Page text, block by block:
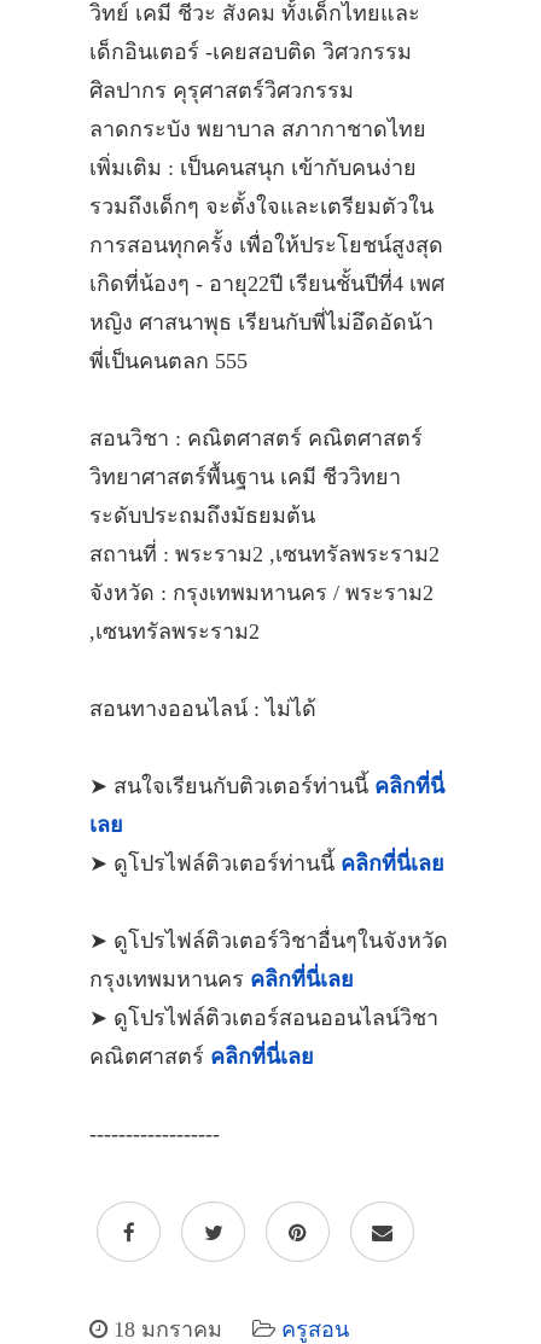
วิทย์ เคมี ชีวะ สังคม ทั้งเด็กไทยและ
เด็กอินเตอร์ -เคยสอบติด วิศวกรรม
ศิลปากร คุรุศาสตร์วิศวกรรม
ลาดกระบัง พยาบาล สภากาชาดไทย
เพิ่มเติม : เป็นคนสนุก เข้ากับคนง่าย
รวมถึงเด็กๆ จะตั้งใจและเตรียมตัวใน
การสอนทุกครั้ง เพื่อให้ประโยชน์สูงสุด
เกิดที่น้องๆ - อายุ22ปี เรียนชั้นปีที่4 เพศ
หญิง ศาสนาพุธ เรียนกับพี่ไม่อึดอัดน้า
พี่เป็นคนตลก 555
สอนวิชา : คณิตศาสตร์ คณิตศาสตร์
วิทยาศาสตร์พื้นฐาน เคมี ชีววิทยา
ระดับประถมถึงมัธยมต้น
สถานที่ : พระราม2 ,เซนทรัลพระราม2
จังหวัด : กรุงเทพมหานคร / พระราม2
,เซนทรัลพระราม2
สอนทางออนไลน์ : ไม่ได้
➤ สนใจเรียนกับติวเตอร์ท่านนี้ คลิกที่นี่
เลย
➤ ดูโปรไฟล์ติวเตอร์ท่านนี้ คลิกที่นี่เลย
➤ ดูโปรไฟล์ติวเตอร์วิชาอื่นๆในจังหวัด
กรุงเทพมหานคร คลิกที่นี่เลย
➤ ดูโปรไฟล์ติวเตอร์สอนออนไลน์วิชา
คณิตศาสตร์ คลิกที่นี่เลย
------------------
18 มกราคม
ครูสอน